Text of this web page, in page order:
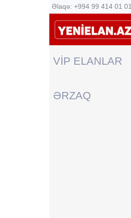
Əlaqə: +994 99 414 01 01
VİP ELANLAR
ƏRZAQ